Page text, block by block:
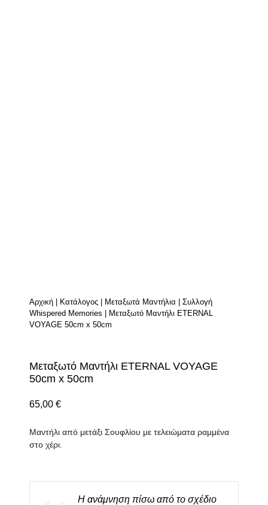
Αρχική | Κατάλογος | Μεταξωτά Μαντήλια | Συλλογή
Whispered Memories | Μεταξωτό Μαντήλι ETERNAL
VOYAGE 50cm x 50cm
Μεταξωτό Μαντήλι ETERNAL VOYAGE
50cm x 50cm
65,00 €
Μαντήλι από μετάξι Σουφλίου με τελειώματα ραμμένα
στο χέρι.
Η ανάμνηση πίσω από το σχέδιο